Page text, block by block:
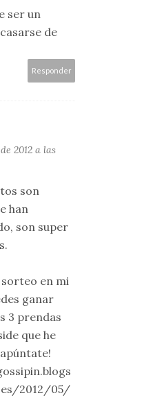
ser un
de
Responder
2012 a las
son
han
son super
en mi
ganar
3 prendas
que he
2012/05/